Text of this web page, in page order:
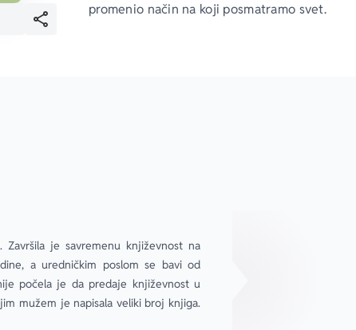
promenio način na koji posmatramo svet.
je savremenu književnost na
a uredničkim poslom se bavi od
počela je da predaje književnost u
mužem je napisala veliki broj knjiga.